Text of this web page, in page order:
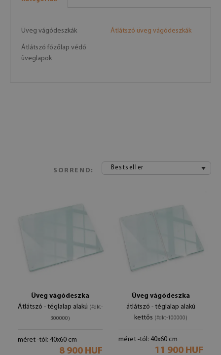
Üveg vágódeszkák Átlátszó üveg vágódeszkák
Átlátszó főzőlap védő
üveglapok
SORREND: Bestseller
Üveg vágódeszka
Átlátszó - téglalap alakú (#dkt-
300000)
méret -tól: 40x60 cm
8 900 HUF
Üveg vágódeszka
átlátszó - téglalap alakú
kettős (#dkt-100000)
méret -tól: 40x60 cm
11 900 HUF